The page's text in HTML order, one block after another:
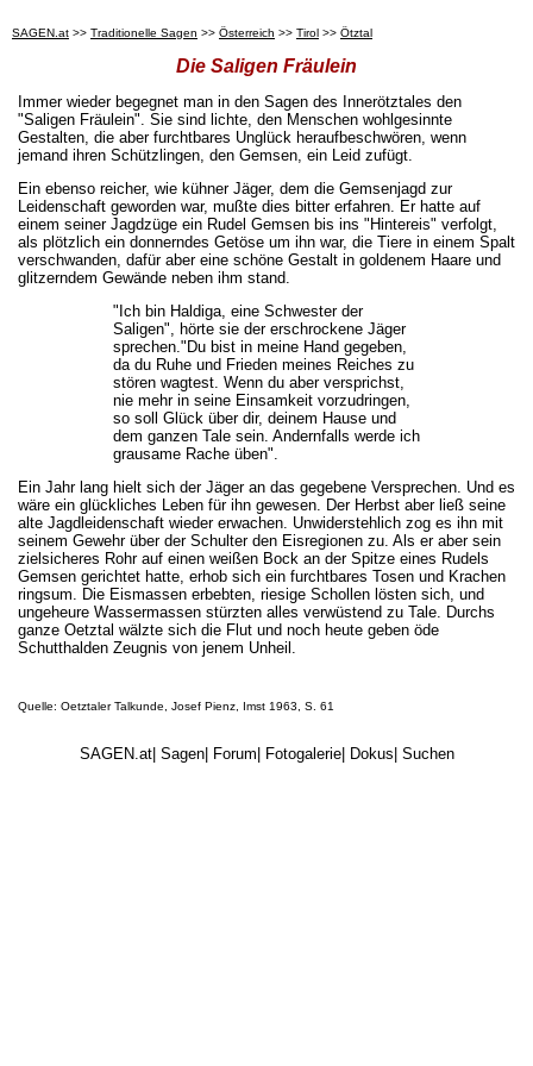
SAGEN.at >> Traditionelle Sagen >> Österreich >> Tirol >> Ötztal
Die Saligen Fräulein
Immer wieder begegnet man in den Sagen des Innerötztales den
"Saligen Fräulein". Sie sind lichte, den Menschen wohlgesinnte
Gestalten, die aber furchtbares Unglück heraufbeschwören, wenn
jemand ihren Schützlingen, den Gemsen, ein Leid zufügt.
Ein ebenso reicher, wie kühner Jäger, dem die Gemsenjagd zur
Leidenschaft geworden war, mußte dies bitter erfahren. Er hatte auf
einem seiner Jagdzüge ein Rudel Gemsen bis ins "Hintereis" verfolgt,
als plötzlich ein donnerndes Getöse um ihn war, die Tiere in einem Spalt
verschwanden, dafür aber eine schöne Gestalt in goldenem Haare und
glitzerndem Gewände neben ihm stand.
"Ich bin Haldiga, eine Schwester der
Saligen", hörte sie der erschrockene Jäger
sprechen."Du bist in meine Hand gegeben,
da du Ruhe und Frieden meines Reiches zu
stören wagtest. Wenn du aber versprichst,
nie mehr in seine Einsamkeit vorzudringen,
so soll Glück über dir, deinem Hause und
dem ganzen Tale sein. Andernfalls werde ich
grausame Rache üben".
Ein Jahr lang hielt sich der Jäger an das gegebene Versprechen. Und es
wäre ein glückliches Leben für ihn gewesen. Der Herbst aber ließ seine
alte Jagdleidenschaft wieder erwachen. Unwiderstehlich zog es ihn mit
seinem Gewehr über der Schulter den Eisregionen zu. Als er aber sein
zielsicheres Rohr auf einen weißen Bock an der Spitze eines Rudels
Gemsen gerichtet hatte, erhob sich ein furchtbares Tosen und Krachen
ringsum. Die Eismassen erbebten, riesige Schollen lösten sich, und
ungeheure Wassermassen stürzten alles verwüstend zu Tale. Durchs
ganze Oetztal wälzte sich die Flut und noch heute geben öde
Schutthalden Zeugnis von jenem Unheil.
Quelle: Oetztaler Talkunde, Josef Pienz, Imst 1963, S. 61
SAGEN.at| Sagen| Forum| Fotogalerie| Dokus| Suchen